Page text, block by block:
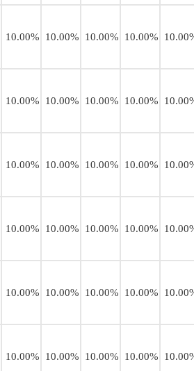
10.00% 10.00% 10.00% 10.00%
10.00% 10.00% 10.00% 10.00%
10.00% 10.00% 10.00% 10.00%
10.00% 10.00% 10.00% 10.00%
10.00% 10.00% 10.00% 10.00%
10.00% 10.00% 10.00% 10.00%